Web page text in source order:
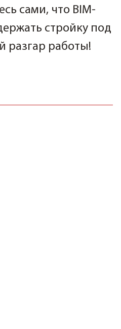
сами, что BIM-
стройку под
разгар работы!